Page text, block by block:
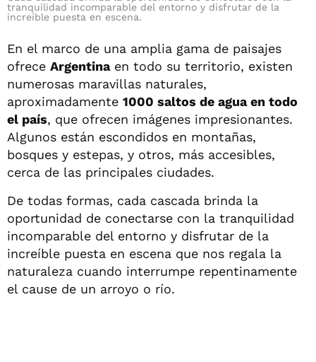
tranquilidad incomparable del entorno y disfrutar de la
increíble puesta en escena.
En el marco de una amplia gama de paisajes
ofrece Argentinaen todo su territorio, existen
numerosas maravillas naturales,
aproximadamente 1000 saltos de agua en todo
el país, que ofrecen imágenes impresionantes.
Algunos están escondidos en montañas,
bosques y estepas, y otros, más accesibles,
cerca de las principales ciudades.
De todas formas, cada cascada brinda la
oportunidad de conectarse con la tranquilidad
incomparable del entorno y disfrutar de la
increíble puesta en escena que nos regala la
naturaleza cuando interrumpe repentinamente
el cause de un arroyo o río.